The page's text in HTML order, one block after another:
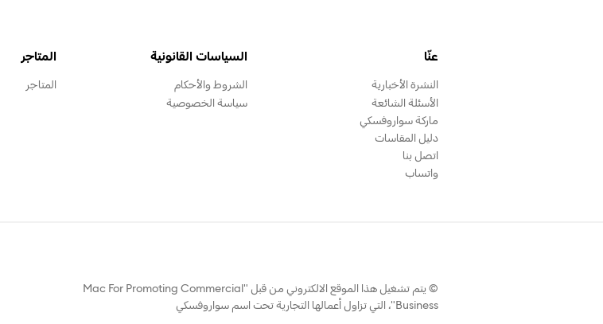
عنّا
النشرة الأخبارية
الأسئلة الشائعة
ماركة سواروفسكي
دليل المقاسات
اتصل بنا
واتساب
السياسات القانونية
الشروط والأحكام
سياسة الخصوصية
المتاجر
المتاجر
© يتم تشغيل هذا الموقع الالكتروني من قبل "Mac For Promoting Commercial
Business"، التي تزاول أعمالها التجارية تحت اسم سواروفسكي